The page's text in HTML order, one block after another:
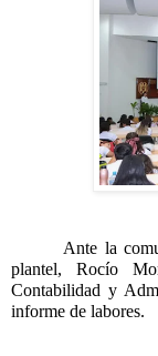
Ante la
plantel, Rocío
Contabilidad y
informe de labores.